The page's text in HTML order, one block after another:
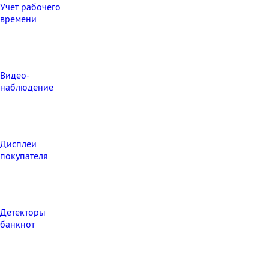
Учет рабочего
времени
Видео‑
наблюдение
Дисплеи
покупателя
Детекторы
банкнот